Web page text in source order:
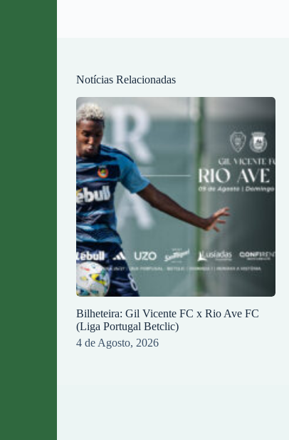
Notícias Relacionadas
Bilheteira: Gil Vicente FC x Rio Ave FC
(Liga Portugal Betclic)
4 de Agosto, 2026